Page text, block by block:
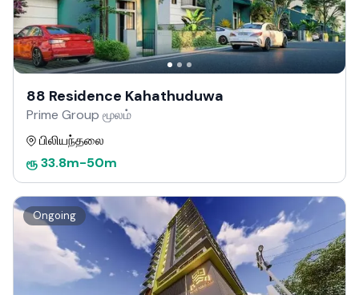
88 Residence Kahathuduwa
Prime Group மூலம்
பிலியந்தலை
ரூ33.8m-50m
Ongoing